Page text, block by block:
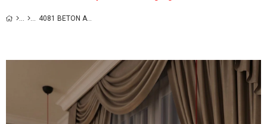
4081 BETON AVIZE